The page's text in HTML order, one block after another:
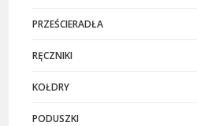
PRZEŚCIERADŁA
RĘCZNIKI
KOŁDRY
PODUSZKI